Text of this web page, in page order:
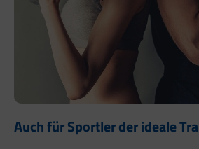
Auch für Sportler der ideale